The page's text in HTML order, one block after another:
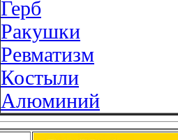
Герб
Ракушки
Ревматизм
Костыли
Алюминий